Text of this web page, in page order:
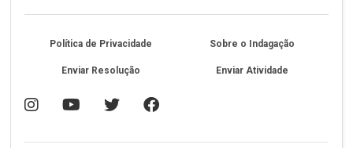
Política de Privacidade Sobre o Indagação
Enviar Resolução Enviar Atividade